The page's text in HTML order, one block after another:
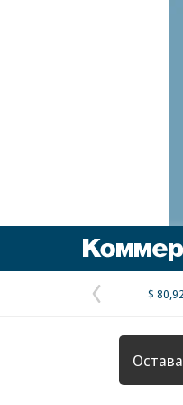
страница
$